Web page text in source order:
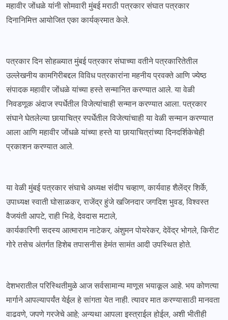
महावीर जोंधळे यांनी सोमवारी मुंबई मराठी पत्रकार संघात पत्रकार
दिनानिमित्त आयोजित एका कार्यक्रमात केले.
पत्रकार दिन सोहळ्यात मुंबई पत्रकार संघाच्या वतीने पत्रकारितेतील
उल्लेखनीय कामगिरीबद्दल विविध पत्रकारांना महनीय प्रवक्ते आणि ज्येष्ठ
संपादक महावीर जोंधळे यांच्या हस्ते सन्मानित करण्यात आले. या वेळी
निवडणूक अंदाज स्पर्धेतील विजेत्यांचाही सन्मान करण्यात आला. पत्रकार
संघाने घेतलेल्या छायाचित्र स्पर्धेतील विजेत्यांचाही या वेळी सन्मान करण्यात
आला आणि महावीर जोंधळे यांच्या हस्ते या छायाचित्रांच्या दिनदर्शिकेचेही
प्रकाशन करण्यात आले.
या वेळी मुंबई पत्रकार संघाचे अध्यक्ष संदीप चव्हाण, कार्यवाह शैलेंद्र शिर्के,
उपाध्यक्ष स्वाती घोसाळकर, राजेंद्र हुंजे खजिनदार जगदिश भुवड, विश्वस्त
वैजयंती आपटे, राही भिडे, देवदास मटाले,
कार्यकारिणी सदस्य आत्माराम नाटेकर, अंशुमन पोयरेकर, देवेंद्र भोगले, किरीट
गोरे तसेच अंतर्गत हिशेब तपासनीस हेमंत सामंत आदी उपस्थित होते.
देशभरातील परिस्थितीमुळे आज सर्वसामान्य माणूस भयाकूल आहे. भय कोणत्या
मार्गाने आपल्यापर्यंत येईल हे सांगता येत नाही. त्यावर मात करण्यासाठी मानवता
वाढवणे, जपणे गरजेचे आहे; अन्यथा आपला इस्त्राईल होईल, अशी भीतीही